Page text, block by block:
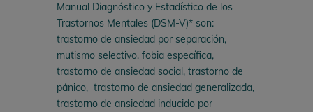
Manual Diagnóstico y Estadístico de los
Trastornos Mentales (DSM-V)* son:
trastorno de ansiedad por separación,
mutismo selectivo, fobia específica,
trastorno de ansiedad social, trastorno de
pánico, trastorno de ansiedad generalizada,
trastorno de ansiedad inducido por